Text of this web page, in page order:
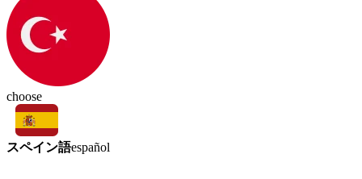
choose
スペイン語español